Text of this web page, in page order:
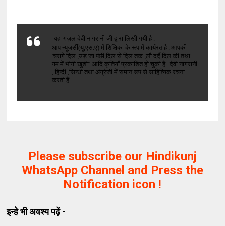
यह ग़ज़ल देवी नागरानी जी द्वारा लिखी गयी है .
आप न्यूजर्सी(यू.एस.ए) में शिक्षिका के रूप में कार्यरत है . आपकी
'चरागे दिल ,उड़ जा पंछी,दिल से दिल तक ,लौ दर्दे दिल की तथा
गम में भीगी खुशी" आदि कृतियाँ प्रकाशित हो चुकी है . देवी नागरानी
, हिन्दी ,सिन्धी तथा अंग्रेजी में समान रूप से साहित्यिक रचना
करती हैं .
Please subscribe our Hindikunj
WhatsApp Channel and Press the
Notification icon !
इन्हे भी अवश्य पढ़ें -